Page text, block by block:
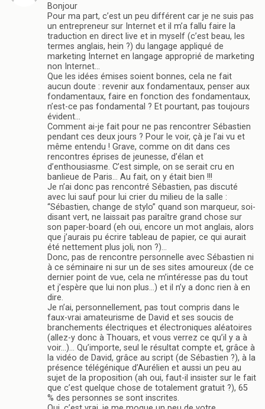
Bonjour
Pour ma part, c’est un peu différent car je ne suis pas
un entrepreneur sur Internet et il m’a fallu faire la
traduction en direct live et in myself (c’est beau, les
termes anglais, hein ?) du langage appliqué de
marketing Internet en langage approprié de marketing
non Internet…
Que les idées émises soient bonnes, cela ne fait
aucun doute : revenir aux fondamentaux, penser aux
fondamentaux, faire en fonction des fondamentaux,
n’est-ce pas fondamental ? Et pourtant, pas toujours
évident…
Comment ai-je fait pour ne pas rencontrer Sébastien
pendant ces deux jours ? Pour le voir, çà je l’ai vu et
même entendu ! Grave, comme on dit dans ces
rencontres éprises de jeunesse, d’élan et
d’enthousiasme. C’est simple, on se serait cru en
banlieue de Paris… Au fait, on y était bien !!!
Je n’ai donc pas rencontré Sébastien, pas discuté
avec lui sauf pour lui crier du milieu de la salle :
“Sébastien, change de stylo” quand son marqueur, soi-
disant vert, ne laissait pas paraître grand chose sur
son paper-board (eh oui, encore un mot anglais, alors
que j’aurais pu écrire tableau de papier, ce qui aurait
été nettement plus joli, non ?)…
Donc, pas de rencontre personnelle avec Sébastien ni
à ce séminaire ni sur un de ses sites amoureux (de ce
dernier point de vue, cela ne m’intéresse pas du tout
et j’espère que lui non plus…) et il n’y a donc rien à en
dire.
Je n’ai, personnellement, pas tout compris dans le
faux-vrai amateurisme de David et ses soucis de
branchements électriques et électroniques aléatoires
(allez-y donc à Thouars, et vous verrez ce qu’il y a à
voir…)… Qu’importe, seul le résultat compte et, grâce à
la vidéo de David, grâce au script (de Sébastien ?), à la
présence télégénique d’Aurélien et aussi un peu au
sujet de la proposition (ah oui, faut-il insister sur le fait
que c’est quelque chose de totalement gratuit ?), 65
% des personnes se sont inscrites.